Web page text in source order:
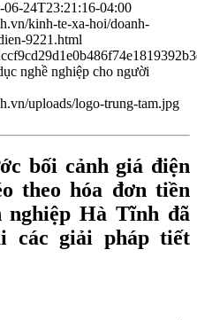
06-24T23:21:16-04:00
kinh-te-xa-hoi/doanh-
9221.html
nghề nghiệp cho người
uploads/logo-trung-tam.jpg
bối cảnh giá điện
theo hóa đơn tiền
nghiệp Hà Tĩnh đã
các giải pháp tiết